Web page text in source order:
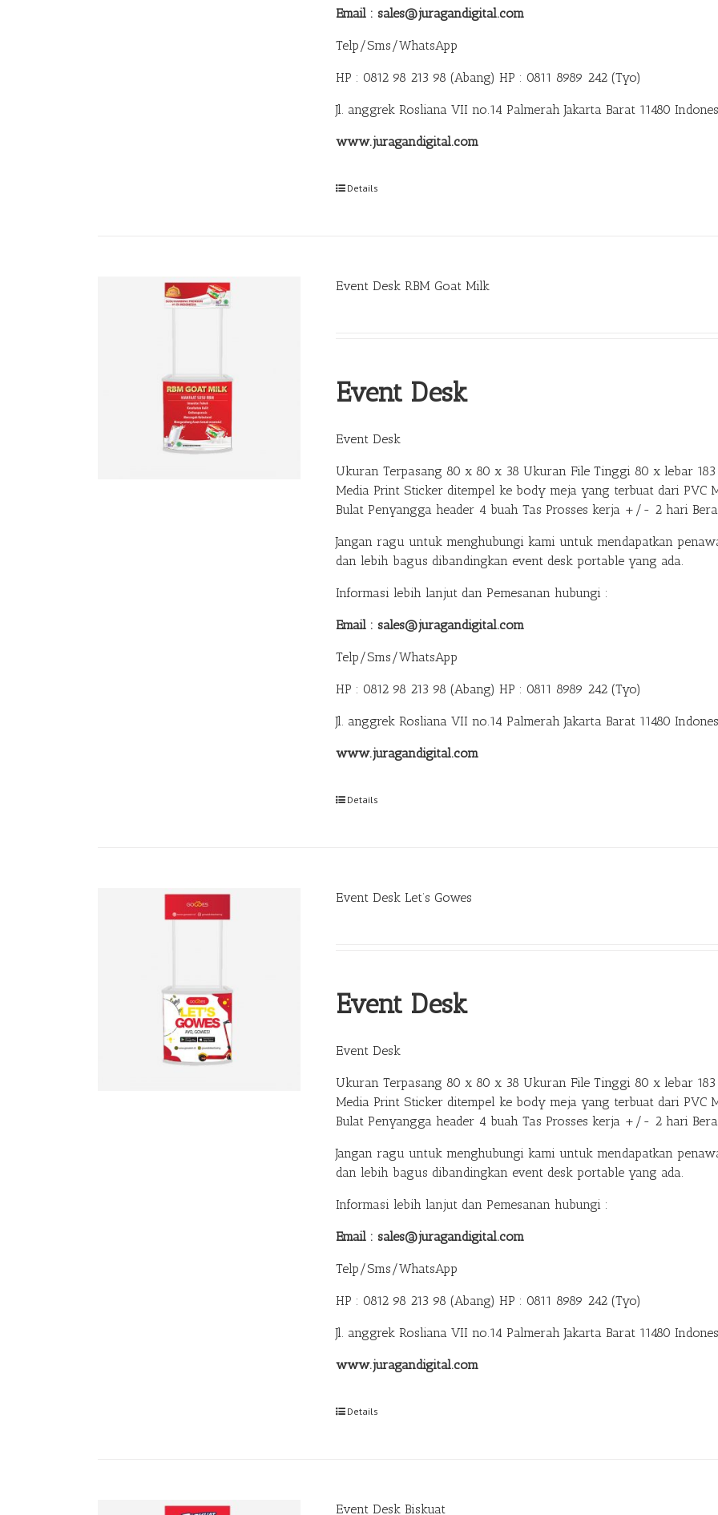
Email : sales@juragandigital.com
Telp/Sms/WhatsApp
HP : 0812 98 213 98 (Abang) HP : 0811 8989 242 (Tyo)
Jl. anggrek Rosliana VII no.14 Palmerah Jakarta Barat 11480
www.juragandigital.com
Details
Event Desk RBM Goat Milk
Event Desk
Event Desk
Ukuran Terpasang 80 x 80 x 38 Ukuran File Tinggi 80 x lebar
Media Print Sticker ditempel ke body meja yang terbuat dari PVC
Bulat Penyangga header 4 buah Tas Prosses kerja +/- 2 hari
Jangan ragu untuk menghubungi kami untuk mendapatkan
dan lebih bagus dibandingkan event desk portable yang ada.
Informasi lebih lanjut dan Pemesanan hubungi :
Email : sales@juragandigital.com
Telp/Sms/WhatsApp
HP : 0812 98 213 98 (Abang) HP : 0811 8989 242 (Tyo)
Jl. anggrek Rosliana VII no.14 Palmerah Jakarta Barat 11480
www.juragandigital.com
Details
Event Desk Let’s Gowes
Event Desk
Event Desk
Ukuran Terpasang 80 x 80 x 38 Ukuran File Tinggi 80 x lebar
Media Print Sticker ditempel ke body meja yang terbuat dari PVC
Bulat Penyangga header 4 buah Tas Prosses kerja +/- 2 hari
Jangan ragu untuk menghubungi kami untuk mendapatkan
dan lebih bagus dibandingkan event desk portable yang ada.
Informasi lebih lanjut dan Pemesanan hubungi :
Email : sales@juragandigital.com
Telp/Sms/WhatsApp
HP : 0812 98 213 98 (Abang) HP : 0811 8989 242 (Tyo)
Jl. anggrek Rosliana VII no.14 Palmerah Jakarta Barat 11480
www.juragandigital.com
Details
Event Desk Biskuat